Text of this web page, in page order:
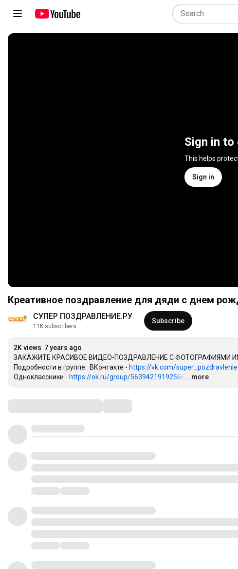
Sign in to
This helps
Sign in
Креативное поздравление для дяди с днем
СУПЕР ПОЗДРАВЛЕНИЕ.РУ
11K subscribers
Subscribe
2K views 7 years ago
ЗАКАЖИТЕ КРАСИВОЕ ВИДЕО-ПОЗДРАВЛЕНИЕ С ФОТОГРАФИЯМИ
Подробности в группе:  ВКонтакте - https://vk.com/
Одноклассники - https://ok.ru/group/56394219192566 …
...more